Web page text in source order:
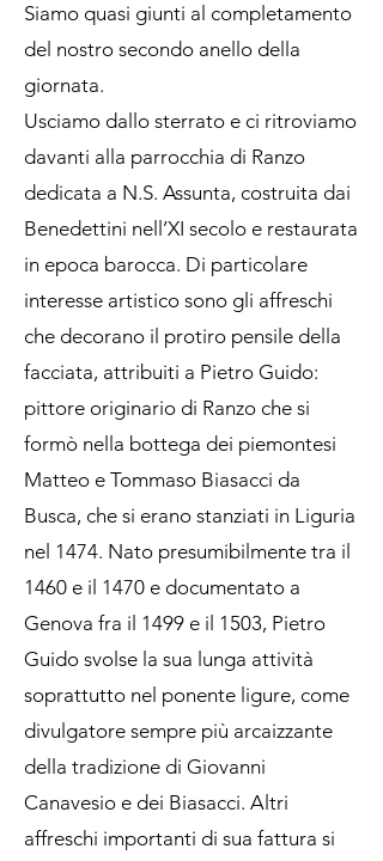
Siamo quasi giunti al completamento
del nostro secondo anello della
giornata.
Usciamo dallo sterrato e ci ritroviamo
davanti alla parrocchia di Ranzo
dedicata a N.S. Assunta, costruita dai
Benedettini nell’XI secolo e restaurata
in epoca barocca. Di particolare
interesse artistico sono gli affreschi
che decorano il protiro pensile della
facciata, attribuiti a Pietro Guido:
pittore originario di Ranzo che si
formò nella bottega dei piemontesi
Matteo e Tommaso Biasacci da
Busca, che si erano stanziati in Liguria
nel 1474. Nato presumibilmente tra il
1460 e il 1470 e documentato a
Genova fra il 1499 e il 1503, Pietro
Guido svolse la sua lunga attività
soprattutto nel ponente ligure, come
divulgatore sempre più arcaizzante
della tradizione di Giovanni
Canavesio e dei Biasacci. Altri
affreschi importanti di sua fattura si